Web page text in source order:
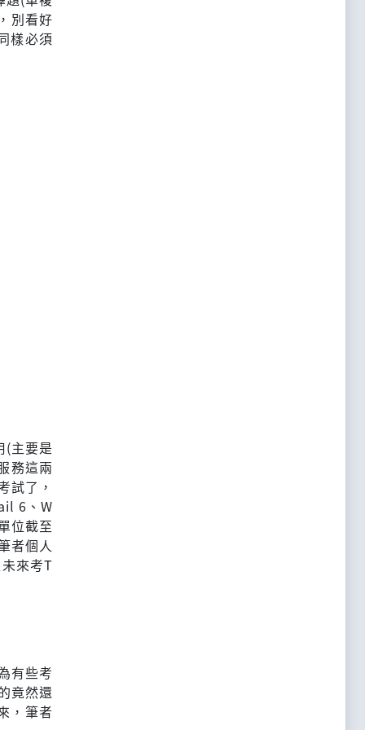
別看好
樣必須
(主要是
務這兩
試了，
6、W
位截至
者個人
來考T
有些考
竟然還
，筆者